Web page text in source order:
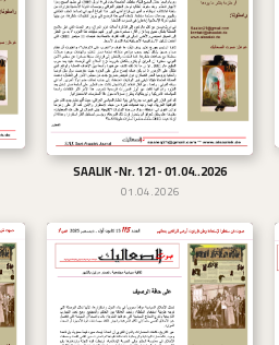
تحميل
SAALIK -Nr. 121- 01.04..2026
01.04.2026